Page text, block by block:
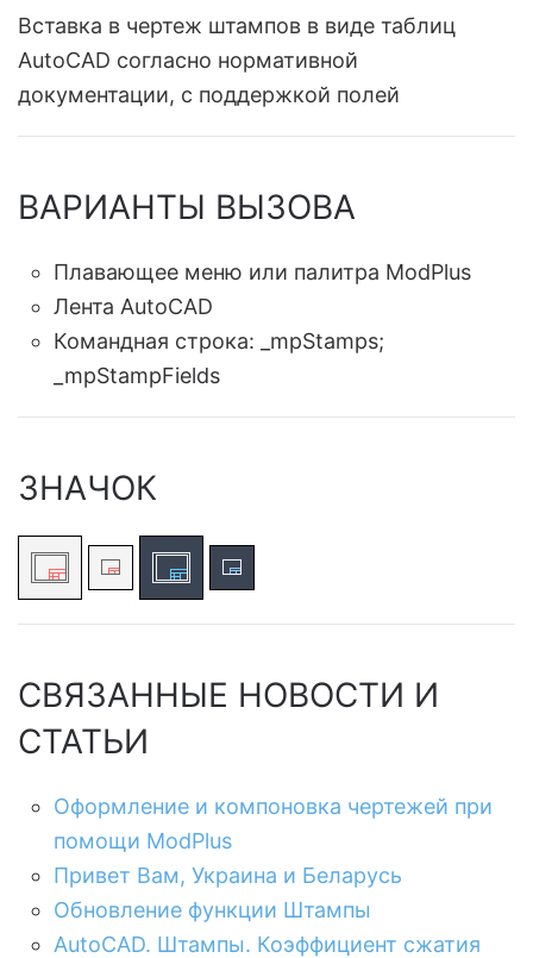
Вставка в чертеж штампов в виде таблиц
AutoCAD согласно нормативной
документации, с поддержкой полей
ВАРИАНТЫ ВЫЗОВА
Плавающее меню или палитра ModPlus
Лента AutoCAD
Командная строка:
_mpStamps;
_mpStampFields
ЗНАЧОК
СВЯЗАННЫЕ НОВОСТИ И
СТАТЬИ
Оформление и компоновка чертежей при
помощи ModPlus
Привет Вам, Украина и Беларусь
Обновление функции Штампы
AutoCAD. Штампы. Коэффициент сжатия